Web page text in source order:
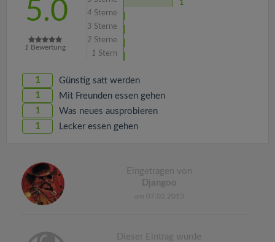
5.0
1 Bewertung
1
4 Sterne
3 Sterne
2 Sterne
1 Stern
1 Günstig satt werden
1 Mit Freunden essen gehen
1 Was neues ausprobieren
1 Lecker essen gehen
Eingetragen von
Djangoo
am 07.02.2013
Dieser Eintrag wurde
g
a
n